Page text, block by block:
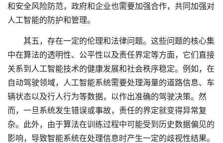
和安全风险防范，政府和企业也需要加强合作，共同加强对
人工智能的防护和管理。
其五，存在一定的伦理和法律问题。这些问题的核心集
中在算法的透明性、公平性以及责任界定等方面，它们直接
关系到人工智能技术的健康发展和社会秩序稳定。例如，在
自动驾驶领域，人工智能系统需要处理海量的道路信息、车
辆状态以及行人行为等数据，以作出准确的驾驶决策。然
而，一旦系统发生错误或事故，责任的界定就变得异常复
杂。此外，由于算法在训练过程中可能受到历史数据偏见的
影响，导致智能系统在处理信息时产生一定的歧视性结果。